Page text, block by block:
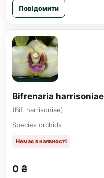
Повідомити
Bifrenaria harrisoniae
(Bif. harrisoniae)
Species orchids
Немає в наявності
0 ₴